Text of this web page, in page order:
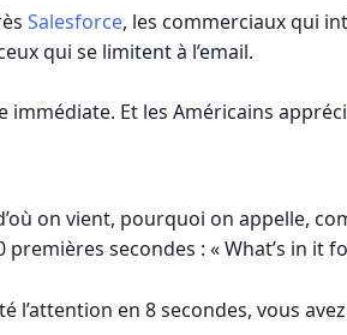
Salesforce, les commerciaux qui
qui se limitent à l’email.
Et les Américains
on vient, pourquoi on appelle,
secondes : « What’s in it
l’attention en 8 secondes, vous